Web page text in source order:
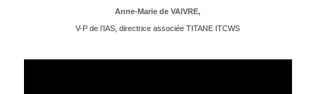
Anne-Marie de VAIVRE,
V-P de l’IAS, directrice associée TITANE ITCWS